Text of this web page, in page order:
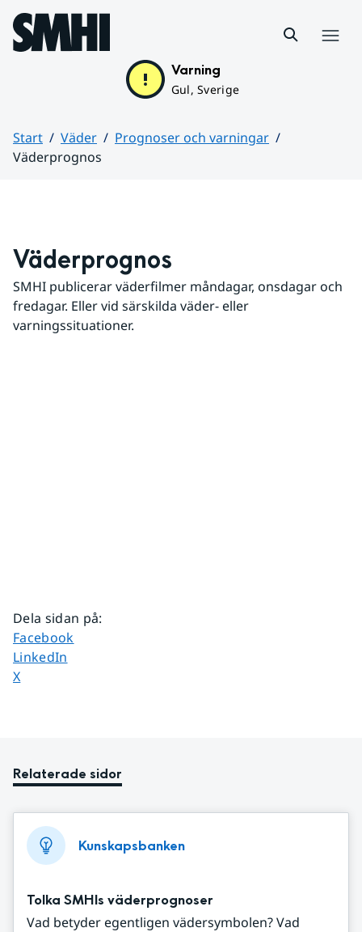
Hoppa till sidans innehåll
Varning
Gul, Sverige
Start Väder
Prognoser och varningar
Väderprognos
Väderprognos
SMHI publicerar väderfilmer måndagar, onsdagar och
fredagar. Eller vid särskilda väder- eller
varningssituationer.
Dela sidan på:
Dela sidan på
Facebook
Dela sidan på
LinkedIn
Dela sidan på
X
Relaterade sidor
Kunskapsbanken
Tolka SMHIs väderprognoser
Vad betyder egentligen vädersymbolen? Vad